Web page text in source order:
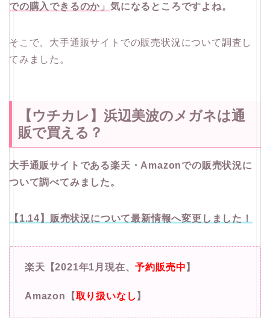
での購入できるのか」 気になるところですよね。
そこで、大手通販サイトでの販売状況について調査し
てみました。
【ウチカレ】浜辺美波のメガネは通
販で買える？
大手通販サイトである楽天・Amazonでの販売状況に
ついて調べてみました。
【1.14】販売状況について最新情報へ変更しました！
楽天【2021年1月現在、予約販売中 】
Amazon【取り扱いなし 】